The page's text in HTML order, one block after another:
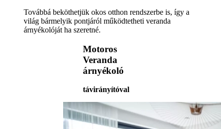
Továbbá beköthetjük okos otthon rendszerbe is, így a
világ bármelyik pontjáról működtetheti veranda
árnyékolóját ha szeretné.
Motoros
Veranda
árnyékoló
távirányítóval